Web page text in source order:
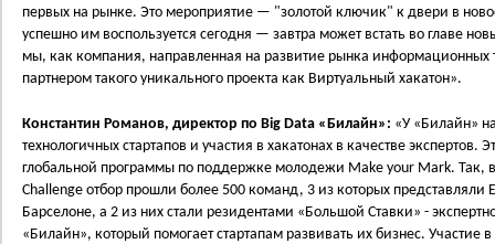
первых на рынке. Это мероприятие — "золотой ключик" к двери в
успешно им воспользуется сегодня — завтра может встать во главе
мы, как компания, направленная на развитие рынка информационных
партнером такого уникального проекта как Виртуальный хакатон».
Константин Романов, директор по Big Data «Билайн»: «У «Билайн»
технологичных стартапов и участия в хакатонах в качестве экспертов.
глобальной программы по поддержке молодежи Make your Mark. Так,
Challenge отбор прошли более 500 команд, 3 из которых
Барселоне, а 2 из них стали резидентами «Большой Ставки» -
«Билайн», который помогает стартапам развивать их бизнес. Участие